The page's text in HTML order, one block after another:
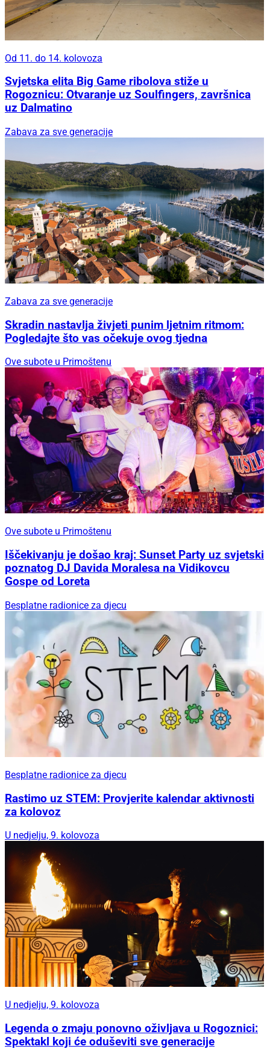
Od 11. do 14. kolovoza
Svjetska elita Big Game ribolova stiže u
Rogoznicu: Otvaranje uz Soulfingers, završnica
uz Dalmatino
Zabava za sve generacije
Zabava za sve generacije
Skradin nastavlja živjeti punim ljetnim ritmom:
Pogledajte što vas očekuje ovog tjedna
Ove subote u Primoštenu
Ove subote u Primoštenu
Iščekivanju je došao kraj: Sunset Party uz svjetski
poznatog DJ Davida Moralesa na Vidikovcu
Gospe od Loreta
Besplatne radionice za djecu
Besplatne radionice za djecu
Rastimo uz STEM: Provjerite kalendar aktivnosti
za kolovoz
U nedjelju, 9. kolovoza
U nedjelju, 9. kolovoza
Legenda o zmaju ponovno oživljava u Rogoznici:
Spektakl koji će oduševiti sve generacije